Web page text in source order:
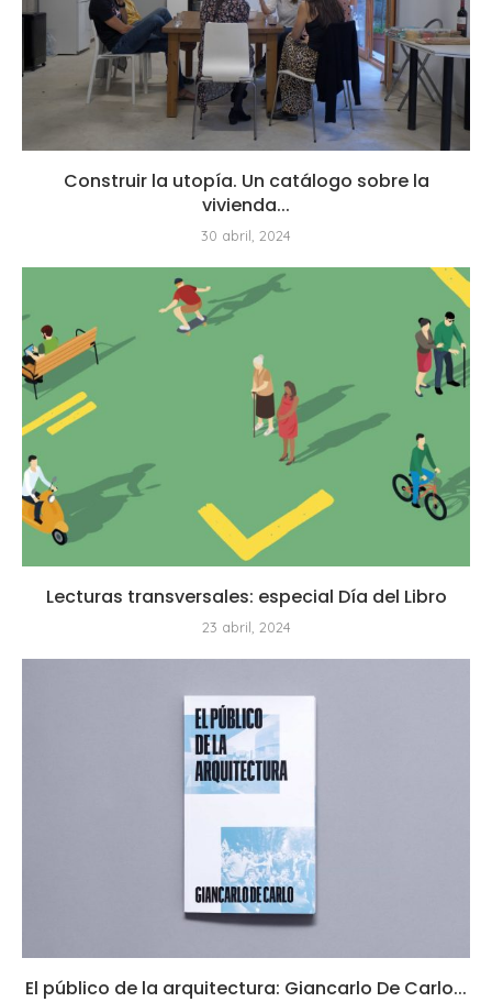
Construir la utopía. Un catálogo sobre la
vivienda...
30 abril, 2024
Lecturas transversales: especial Día del Libro
23 abril, 2024
El público de la arquitectura: Giancarlo De Carlo...